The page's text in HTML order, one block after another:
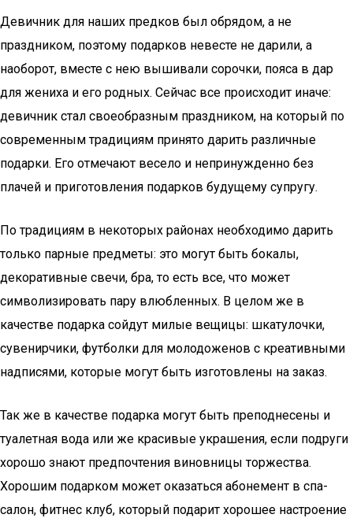
Девичник для наших предков был обрядом, а не
праздником, поэтому подарков невесте не дарили, а
наоборот, вместе с нею вышивали сорочки, пояса в дар
для жениха и его родных. Сейчас все происходит иначе:
девичник стал своеобразным праздником, на который по
современным традициям принято дарить различные
подарки. Его отмечают весело и непринужденно без
плачей и приготовления подарков будущему супругу.
По традициям в некоторых районах необходимо дарить
только парные предметы: это могут быть бокалы,
декоративные свечи, бра, то есть все, что может
символизировать пару влюбленных. В целом же в
качестве подарка сойдут милые вещицы: шкатулочки,
сувенирчики, футболки для молодоженов с креативными
надписями, которые могут быть изготовлены на заказ.
Так же в качестве подарка могут быть преподнесены и
туалетная вода или же красивые украшения, если подруги
хорошо знают предпочтения виновницы торжества.
Хорошим подарком может оказаться абонемент в спа-
салон, фитнес клуб, который подарит хорошее настроение